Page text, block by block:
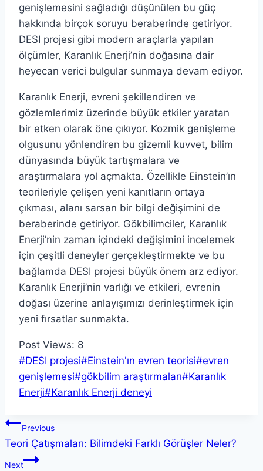
genişlemesini sağladığı düşünülen bu güç
hakkında birçok soruyu beraberinde getiriyor.
DESI projesi gibi modern araçlarla yapılan
ölçümler, Karanlık Enerji’nin doğasına dair
heyecan verici bulgular sunmaya devam ediyor.
Karanlık Enerji, evreni şekillendiren ve
gözlemlerimiz üzerinde büyük etkiler yaratan
bir etken olarak öne çıkıyor. Kozmik genişleme
olgusunu yönlendiren bu gizemli kuvvet, bilim
dünyasında büyük tartışmalara ve
araştırmalara yol açmakta. Özellikle Einstein’ın
teorileriyle çelişen yeni kanıtların ortaya
çıkması, alanı sarsan bir bilgi değişimini de
beraberinde getiriyor. Gökbilimciler, Karanlık
Enerji’nin zaman içindeki değişimini incelemek
için çeşitli deneyler gerçekleştirmekte ve bu
bağlamda DESI projesi büyük önem arz ediyor.
Karanlık Enerji’nin varlığı ve etkileri, evrenin
doğası üzerine anlayışımızı derinleştirmek için
yeni fırsatlar sunmakta.
Post Views: 8
Post
Tags:
#DESI projesi#Einstein'ın evren teorisi#evren
genişlemesi#gökbilim araştırmaları#Karanlık
Enerji#Karanlık Enerji deneyi
Yazı
gezinmesi
Previous
Teori Çatışmaları: Bilimdeki Farklı Görüşler Neler?
Next